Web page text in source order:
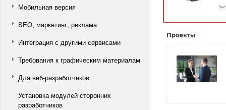
Мобильная версия
SEO, маркетинг, реклама
Интеграция с другими сервисами
Требования к графическим материалам
Для веб-разработчиков
Установка модулей сторонних
разработчиков